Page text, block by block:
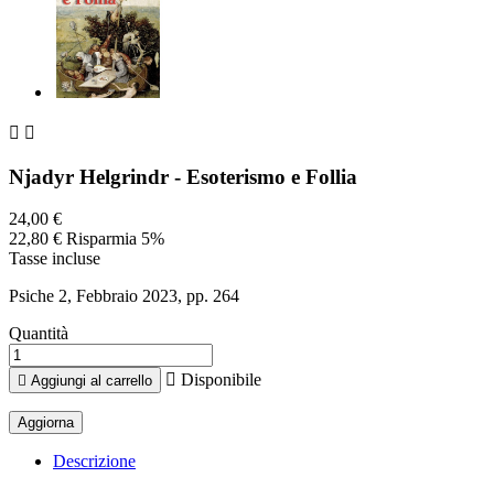
 
Njadyr Helgrindr - Esoterismo e Follia
24,00 €
22,80 € Risparmia 5%
Tasse incluse
Psiche 2, Febbraio 2023, pp. 264
Quantità
 Aggiungi al carrello  Disponibile
Descrizione